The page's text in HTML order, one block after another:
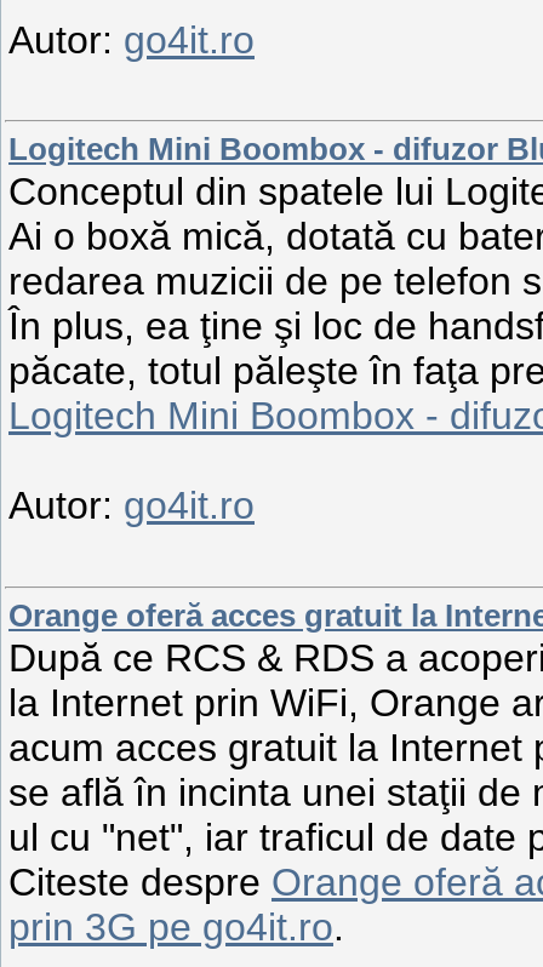
Autor: go4it.ro
Logitech Mini Boombox - difuzor
Conceptul din spatele lui
Ai o boxă mică, dotată cu
redarea muzicii de pe telefon
În plus, ea ţine şi loc de
păcate, totul păleşte în faţa
Logitech Mini Boombox -
Autor: go4it.ro
Orange oferă acces gratuit la
După ce RCS & RDS a
la Internet prin WiFi, Orange
acum acces gratuit la Internet
se află în incinta unei staţii de
ul cu "net", iar traficul de date
Citeste despre Orange oferă
prin 3G pe go4it.ro.